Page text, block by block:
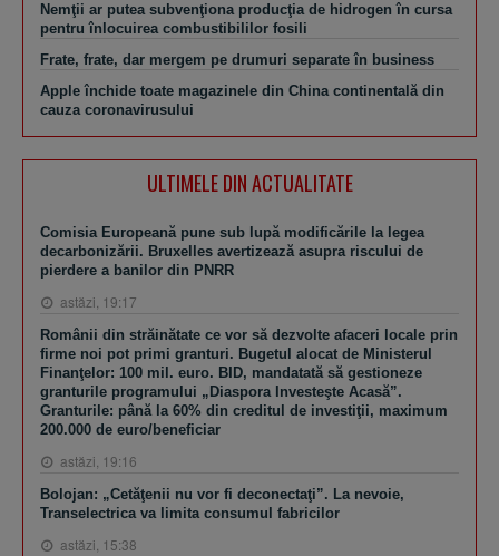
Nemţii ar putea subvenţiona producţia de hidrogen în cursa
pentru înlocuirea combustibililor fosili
Frate, frate, dar mergem pe drumuri separate în business
Apple închide toate magazinele din China continentală din
cauza coronavirusului
ULTIMELE DIN ACTUALITATE
Comisia Europeană pune sub lupă modificările la legea
decarbonizării. Bruxelles avertizează asupra riscului de
pierdere a banilor din PNRR
astăzi, 19:17
Românii din străinătate ce vor să dezvolte afaceri locale prin
firme noi pot primi granturi. Bugetul alocat de Ministerul
Finanţelor: 100 mil. euro. BID, mandatată să gestioneze
granturile programului „Diaspora Investeşte Acasă”.
Granturile: până la 60% din creditul de investiţii, maximum
200.000 de euro/beneficiar
astăzi, 19:16
Bolojan: „Cetăţenii nu vor fi deconectaţi”. La nevoie,
Transelectrica va limita consumul fabricilor
astăzi, 15:38